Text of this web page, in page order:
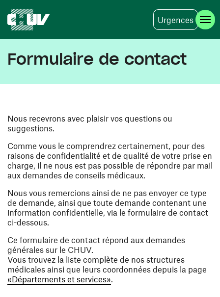
Urgences
Formulaire de contact
Nous recevrons avec plaisir vos questions ou
suggestions.
Comme vous le comprendrez certainement, pour des
raisons de confidentialité et de qualité de votre prise en
charge, il ne nous est pas possible de répondre par mail
aux demandes de conseils médicaux.
Nous vous remercions ainsi de ne pas envoyer ce type
de demande, ainsi que toute demande contenant une
information confidentielle, via le formulaire de contact
ci-dessous.
Ce formulaire de contact répond aux demandes
générales sur le CHUV.
Vous trouvez la liste complète de nos structures
médicales ainsi que leurs coordonnées depuis la page
«Départements et services».